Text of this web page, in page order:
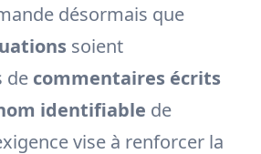
désormais que
soient
de commentaires écrits
identifiable de
vise à renforcer la